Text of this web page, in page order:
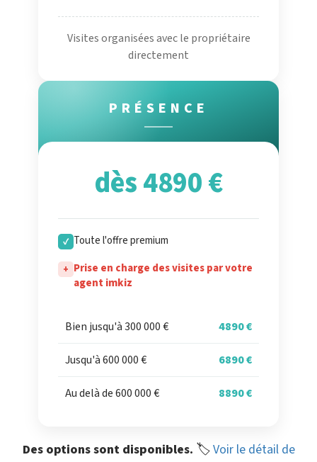
Visites organisées avec le propriétaire
directement
PRÉSENCE
dès 4890 €
✓ Toute l'offre premium
+ Prise en charge des visites par votre
agent imkiz
Bien jusqu'à 300 000 € 4890 €
Jusqu'à 600 000 € 6890 €
Au delà de 600 000 € 8890 €
Des options sont disponibles. 🏷️Voir le détail de